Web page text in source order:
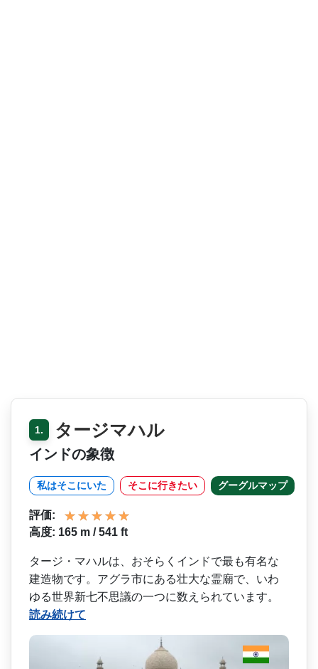
1. タージマハル
インドの象徴
私はそこにいた そこに行きたい グーグルマップ
評価:
高度: 165 m / 541 ft
タージ・マハルは、おそらく­インドで最も有名な
建造物です。アグラ市にある壮大­な霊廟で、いわ
ゆる世界新七不思議の一つに数えられ­ています。
読み続けて